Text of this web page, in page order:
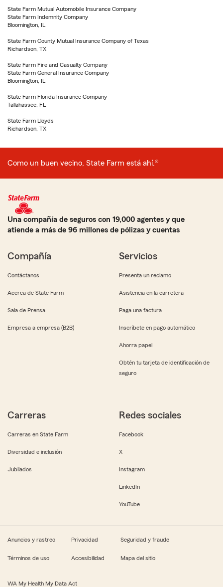
State Farm Mutual Automobile Insurance Company
State Farm Indemnity Company
Bloomington, IL
State Farm County Mutual Insurance Company of Texas
Richardson, TX
State Farm Fire and Casualty Company
State Farm General Insurance Company
Bloomington, IL
State Farm Florida Insurance Company
Tallahassee, FL
State Farm Lloyds
Richardson, TX
Como un buen vecino, State Farm está ahí.®
Una compañía de seguros con 19,000 agentes y que
atiende a más de 96 millones de pólizas y cuentas
Compañía
Contáctanos
Acerca de State Farm
Sala de Prensa
Empresa a empresa (B2B)
Servicios
Presenta un reclamo
Asistencia en la carretera
Paga una factura
Inscríbete en pago automático
Ahorra papel
Obtén tu tarjeta de identificación de
seguro
Carreras
Carreras en State Farm
Diversidad e inclusión
Jubilados
Redes sociales
Facebook
X
Instagram
LinkedIn
YouTube
Anuncios y rastreo Privacidad Seguridad y fraude
Términos de uso Accesibilidad Mapa del sitio
WA My Health My Data Act